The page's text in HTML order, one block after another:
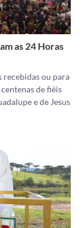
as 24 Horas
recebidas ou para
de fiéis
e de Jesus